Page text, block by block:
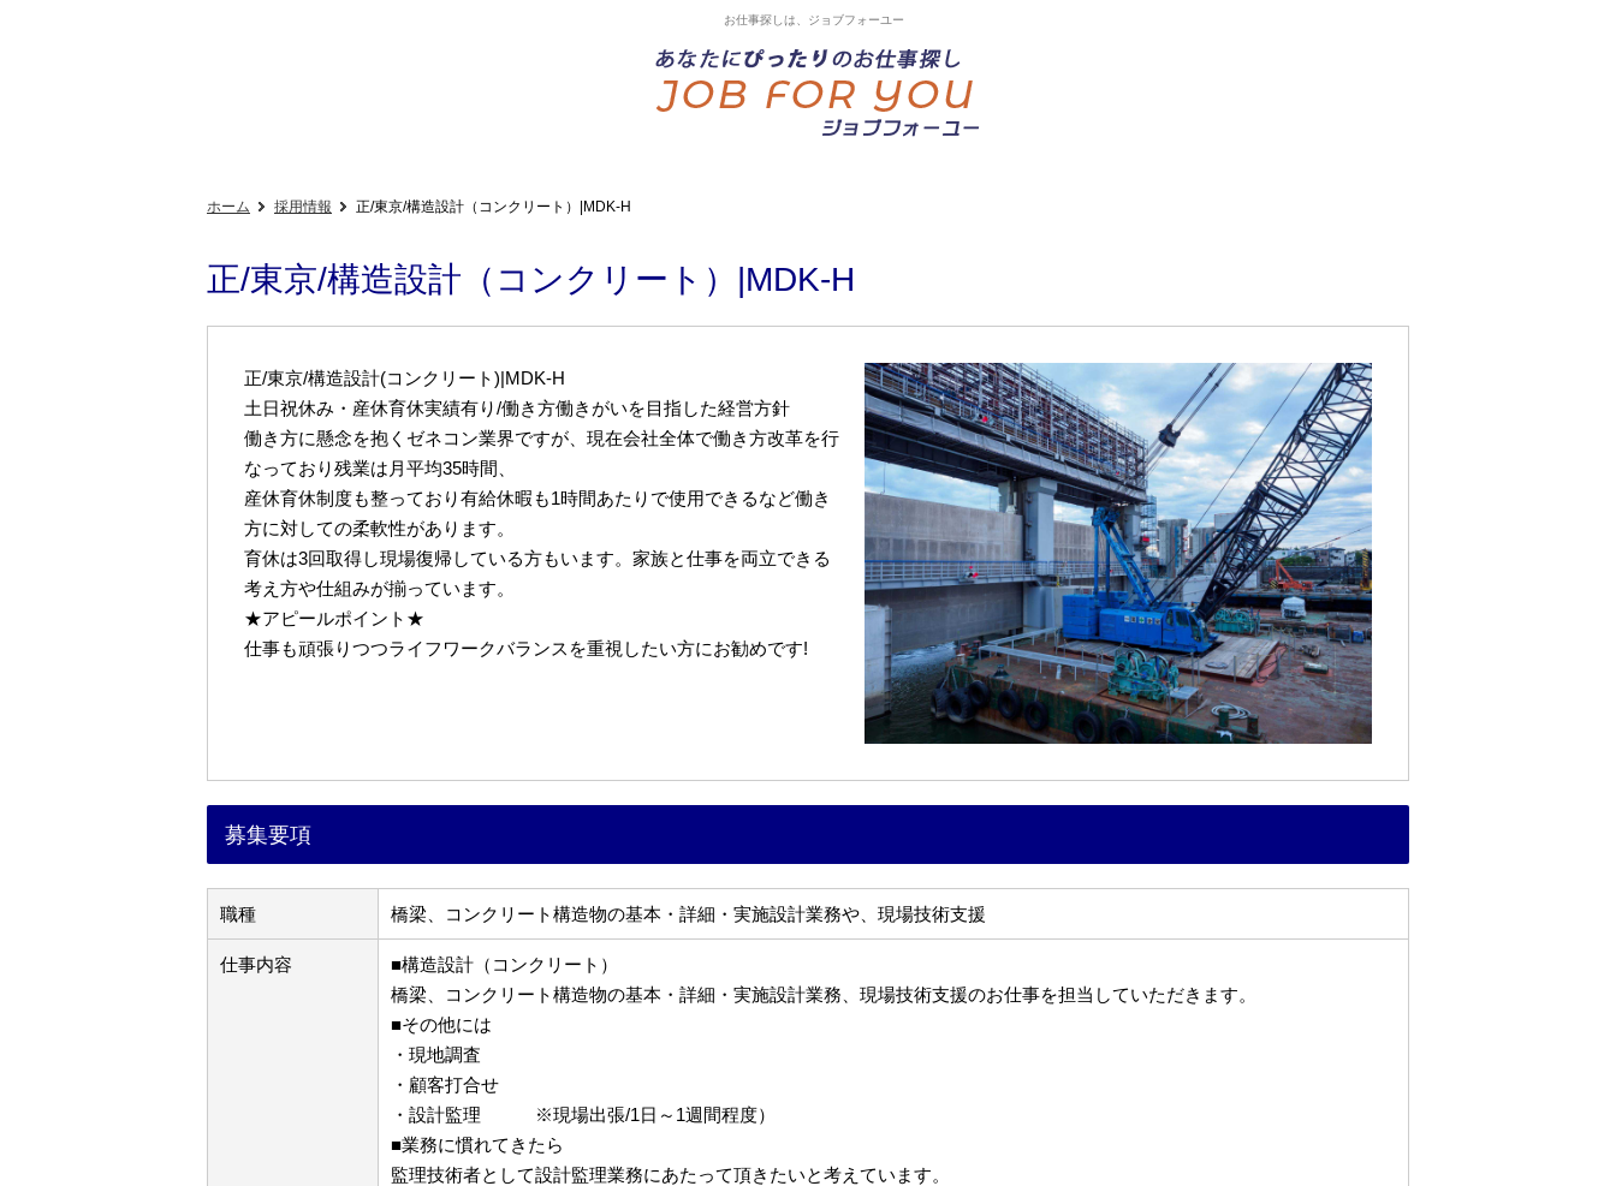
お仕事探しは、ジョブフォーユー
ホーム 採用情報 正/東京/構造設計（コンクリート）|MDK-H
正/東京/構造設計（コンクリート）|MDK-H
正/東京/構造設計(コンクリート)|MDK-H
土日祝休み・産休育休実績有り/働き方働きがいを目指した経営方針
働き方に懸念を抱くゼネコン業界ですが、現在会社全体で働き方改革を行
なっており残業は月平均35時間、
産休育休制度も整っており有給休暇も1時間あたりで使用できるなど働き
方に対しての柔軟性があります。
育休は3回取得し現場復帰している方もいます。家族と仕事を両立できる
考え方や仕組みが揃っています。
★アピールポイント★
仕事も頑張りつつライフワークバランスを重視したい方にお勧めです!
募集要項
職種 橋梁、コンクリート構造物の基本・詳細・実施設計業務や、現場技術支援
仕事内容
■構造設計（コンクリート）
橋梁、コンクリート構造物の基本・詳細・実施設計業務、現場技術支援のお仕事を担当していただきます。
■その他には
・現地調査
・顧客打合せ
・設計監理 ※現場出張/1日～1週間程度）
■業務に慣れてきたら
監理技術者として設計監理業務にあたって頂きたいと考えています。